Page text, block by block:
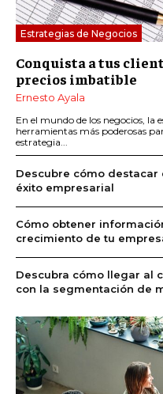
Estrategias de Negocios
Conquista a tus
precios imbatible
Ernesto Ayala
En el mundo de los negocios, la
herramientas más poderosas
estrategia...
Descubre cómo
éxito empresarial
Cómo obtener
crecimiento de tu
Descubra cómo llegar al
con la segmentación de